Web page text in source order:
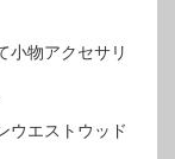
小物アクセサリ
ウエストウッド